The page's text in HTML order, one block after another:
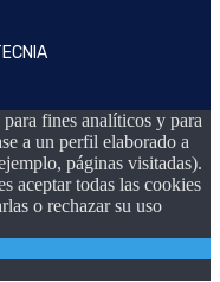
fines analíticos y para
a un perfil elaborado a
páginas visitadas).
aceptar todas las cookies
o rechazar su uso